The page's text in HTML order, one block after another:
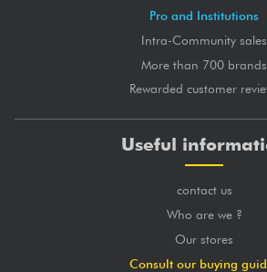
Pro and Institutions
Intra-Community sales
More than 700 brands
Rewarded customer
Useful
contact us
Who are we ?
Our stores
Consult our buying